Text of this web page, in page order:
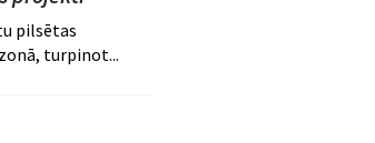
pilsētas
turpinot...